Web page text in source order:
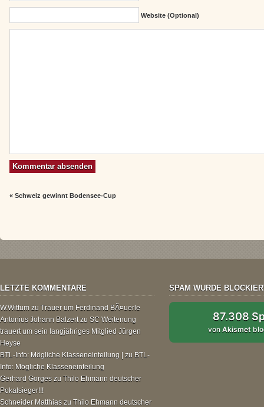
Website (Optional)
«Schweiz gewinnt Bodensee-Cup
LETZTE KOMMENTARE
W.Wittum zu Trauer um Ferdinand BÃ¤uerle
Antonius Johann Balzertzu SC Weitenung
trauert um sein langjähriges Mitglied Jürgen
Heyse
BTL-Info: Mögliche Klasseneinteilung | zu BTL-
Info: Mögliche Klasseneinteilung
Gerhard Gorges zu Thilo Ehmann deutscher
Pokalsieger!!!
Schneider Matthias zu Thilo Ehmann deutscher
SPAM WURDE
87.308
vonAkismet